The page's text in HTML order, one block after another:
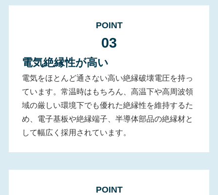
POINT
03
電気絶縁性が高い
電気をほとんど通さない高い絶縁破壊電圧を持っ
ています。常温時はもちろん、高温下や高周波領
域の厳しい環境下でも優れた絶縁性を維持するた
め、電子基板や絶縁端子、半導体部品の絶縁材と
して幅広く採用されています。
POINT